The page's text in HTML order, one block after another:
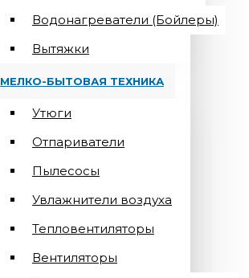
Водонагреватели (Бойлеры)
Вытяжки
МЕЛКО-БЫТОВАЯ ТЕХНИКА
Утюги
Отпариватели
Пылесосы
Увлажнители воздуха
Тепловентиляторы
Вентиляторы